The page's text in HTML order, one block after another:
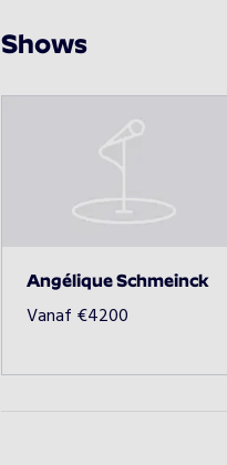
Shows
Angélique Schmeinck
Vanaf €4200